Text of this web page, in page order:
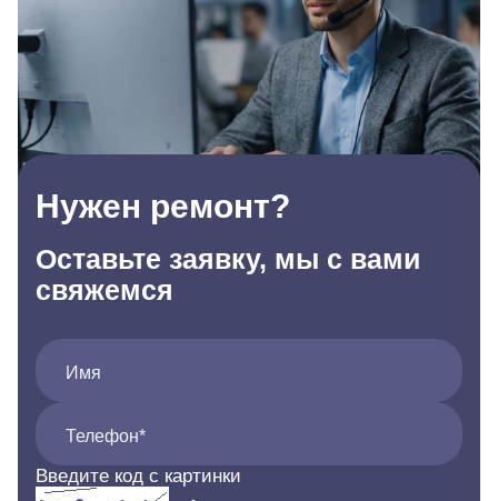
Нужен ремонт?
Оставьте заявку, мы с вами
свяжемся
Имя
Телефон*
Введите код с картинки